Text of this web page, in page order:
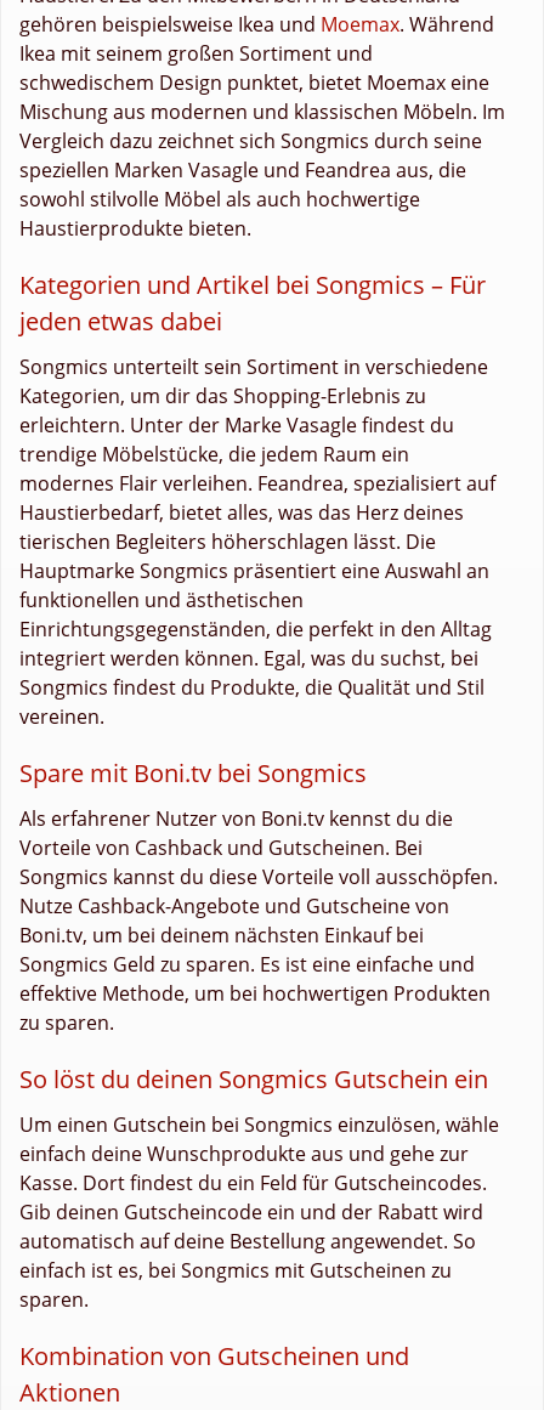
gehören beispielsweise Ikea und Moemax. Während
Ikea mit seinem großen Sortiment und
schwedischem Design punktet, bietet Moemax eine
Mischung aus modernen und klassischen Möbeln. Im
Vergleich dazu zeichnet sich Songmics durch seine
speziellen Marken Vasagle und Feandrea aus, die
sowohl stilvolle Möbel als auch hochwertige
Haustierprodukte bieten.
Kategorien und Artikel bei Songmics – Für
jeden etwas dabei
Songmics unterteilt sein Sortiment in verschiedene
Kategorien, um dir das Shopping-Erlebnis zu
erleichtern. Unter der Marke Vasagle findest du
trendige Möbelstücke, die jedem Raum ein
modernes Flair verleihen. Feandrea, spezialisiert auf
Haustierbedarf, bietet alles, was das Herz deines
tierischen Begleiters höherschlagen lässt. Die
Hauptmarke Songmics präsentiert eine Auswahl an
funktionellen und ästhetischen
Einrichtungsgegenständen, die perfekt in den Alltag
integriert werden können. Egal, was du suchst, bei
Songmics findest du Produkte, die Qualität und Stil
vereinen.
Spare mit Boni.tv bei Songmics
Als erfahrener Nutzer von Boni.tv kennst du die
Vorteile von Cashback und Gutscheinen. Bei
Songmics kannst du diese Vorteile voll ausschöpfen.
Nutze Cashback-Angebote und Gutscheine von
Boni.tv, um bei deinem nächsten Einkauf bei
Songmics Geld zu sparen. Es ist eine einfache und
effektive Methode, um bei hochwertigen Produkten
zu sparen.
So löst du deinen Songmics Gutschein ein
Um einen Gutschein bei Songmics einzulösen, wähle
einfach deine Wunschprodukte aus und gehe zur
Kasse. Dort findest du ein Feld für Gutscheincodes.
Gib deinen Gutscheincode ein und der Rabatt wird
automatisch auf deine Bestellung angewendet. So
einfach ist es, bei Songmics mit Gutscheinen zu
sparen.
Kombination von Gutscheinen und
Aktionen